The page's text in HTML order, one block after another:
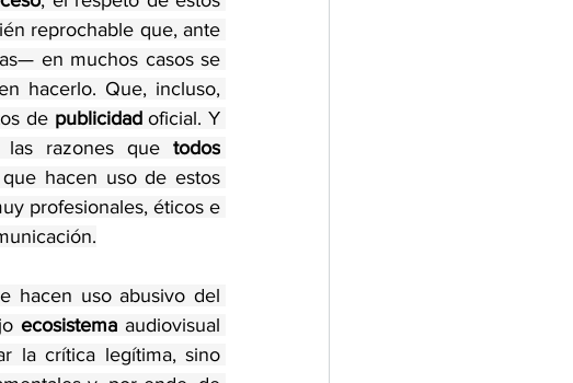
reprochable que, ante
en muchos casos se
hacerlo. Que, incluso,
de publicidad oficial. Y
razones que todos
que hacen uso de estos
profesionales, éticos e
hacen uso abusivo del
ecosistema audiovisual
la crítica legítima, sino